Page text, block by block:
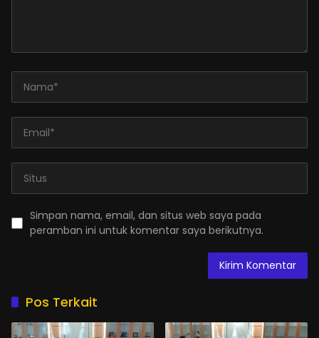
Simpan nama, email, dan situs web saya pada
peramban ini untuk komentar saya berikutnya.
Pos Terkait